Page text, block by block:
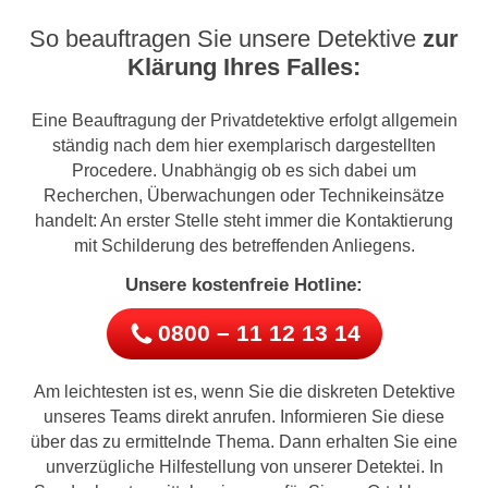
So beauftragen Sie unsere Detektive zur
Klärung Ihres Falles:
Eine Beauftragung der Privatdetektive erfolgt allgemein
ständig nach dem hier exemplarisch dargestellten
Procedere. Unabhängig ob es sich dabei um
Recherchen, Überwachungen oder Technikeinsätze
handelt: An erster Stelle steht immer die Kontaktierung
mit Schilderung des betreffenden Anliegens.
Unsere kostenfreie Hotline:
0800 – 11 12 13 14
Am leichtesten ist es, wenn Sie die diskreten Detektive
unseres Teams direkt anrufen. Informieren Sie diese
über das zu ermittelnde Thema. Dann erhalten Sie eine
unverzügliche Hilfestellung von unserer Detektei. In